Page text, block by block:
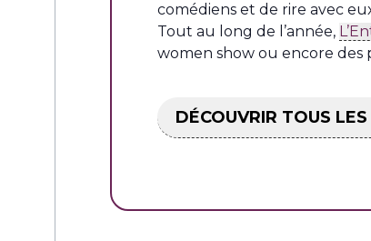
comédiens et de rire avec
Tout au long de l’année,
women show ou encore des
DÉCOUVRIR TOUS